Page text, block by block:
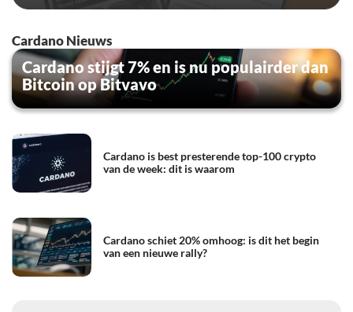
Cardano Nieuws
Cardano stijgt 7% en is nu populairder dan
Bitcoin op Bitvavo
Cardano is best presterende top-100 crypto
van de week: dit is waarom
Cardano schiet 20% omhoog: is dit het begin
van een nieuwe rally?